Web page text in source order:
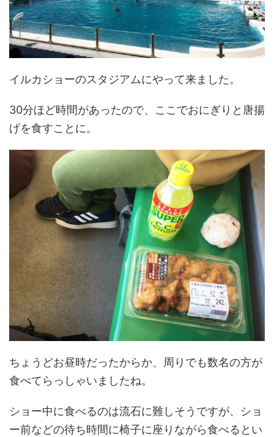
イルカショーのスタジアムにやって来ました。
30分ほど時間があったので、ここでおにぎりと唐揚
げを食すことに。
ちょうどお昼時だったからか、周りでも数名の方が
食べてらっしゃいましたね。
ショー中に食べるのは流石に難しそうですが、ショ
ー前などの待ち時間に椅子に座りながら食べるとい